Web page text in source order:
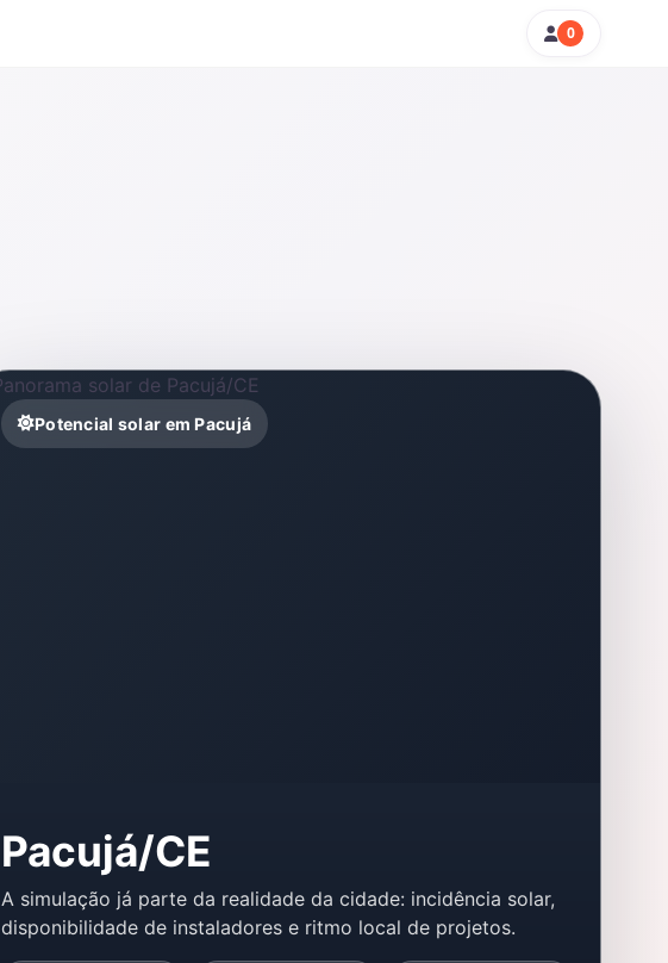
0
Potencial solar em Pacujá
Pacujá/CE
A simulação já parte da realidade da cidade: incidência solar,
disponibilidade de instaladores e ritmo local de projetos.